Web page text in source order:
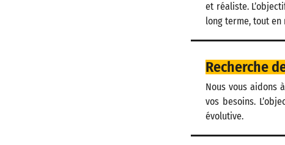
et réaliste.
long terme, tout
Recherche
Nous vous aidons
vos besoins.
évolutive.